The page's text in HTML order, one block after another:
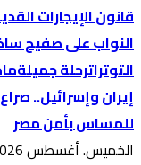
قانون الإيجارات
النواب على صفيح
التوتراترحلة جميلة
إيران وإسرائيل..
للمساس بأمن مصر
الخميس. أغسطس 6th, 2026